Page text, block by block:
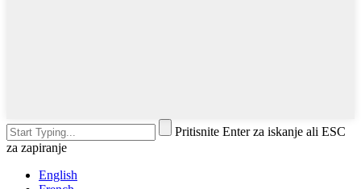
Pritisnite Enter za iskanje ali ESC
za zapiranje
English